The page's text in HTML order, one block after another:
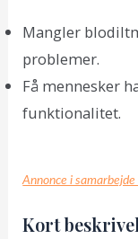
Mangler
problemer.
Få mennesker
funktionalitet.
Annonce i
Kort